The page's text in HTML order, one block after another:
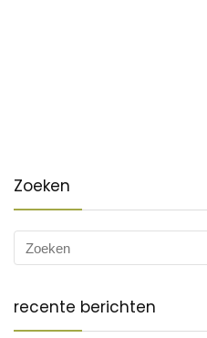
Zoeken
recente berichten